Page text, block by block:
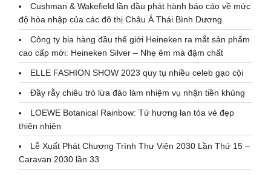
Cushman & Wakefield lần đầu phát hành báo cáo về mức
độ hòa nhập của các đô thị Châu Á Thái Bình Dương
Công ty bia hàng đầu thế giới Heineken ra mắt sản phẩm
cao cấp mới: Heineken Silver – Nhẹ êm mà đậm chất
ELLE FASHION SHOW 2023 quy tụ nhiều celeb gạo cội
Đầy rẫy chiêu trò lừa đảo làm nhiệm vụ nhận tiền khủng
LOEWE Botanical Rainbow: Tứ hương lan tỏa vẻ đẹp
thiên nhiên
Lễ Xuất Phát Chương Trình Thư Viện 2030 Lần Thứ 15 –
Caravan 2030 lần 33